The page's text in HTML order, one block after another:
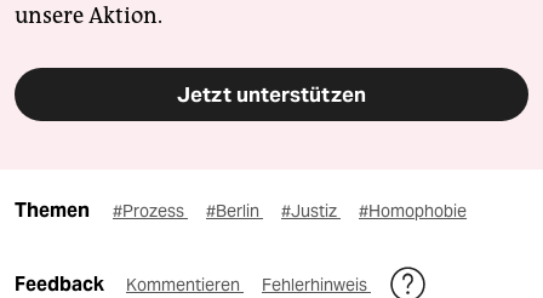
unsere Aktion.
Jetzt unterstützen
Themen #Prozess #Berlin #Justiz #Homophobie
Feedback Kommentieren Fehlerhinweis